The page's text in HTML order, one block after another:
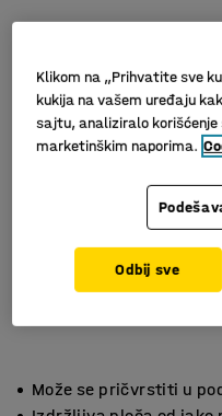
Može se pričvrstiti u
Klikom na „Prihvatite sve
kukija na vašem uređaju
sajtu, analiziralo korišćenje
marketinškim naporima.
Odbij sve